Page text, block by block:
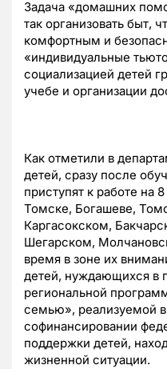
Задача «домашних
так организовать быт,
комфортным и
«индивидуальные
социализацией детей
учебе и организации
Как отметили в
детей, сразу после
приступят к работе на
Томске, Богашеве,
Каргасокском,
Шегарском,
время в зоне их
детей, нуждающихся в
региональной
семью», реализуемой
софинансировании
поддержки детей,
жизненной ситуации.